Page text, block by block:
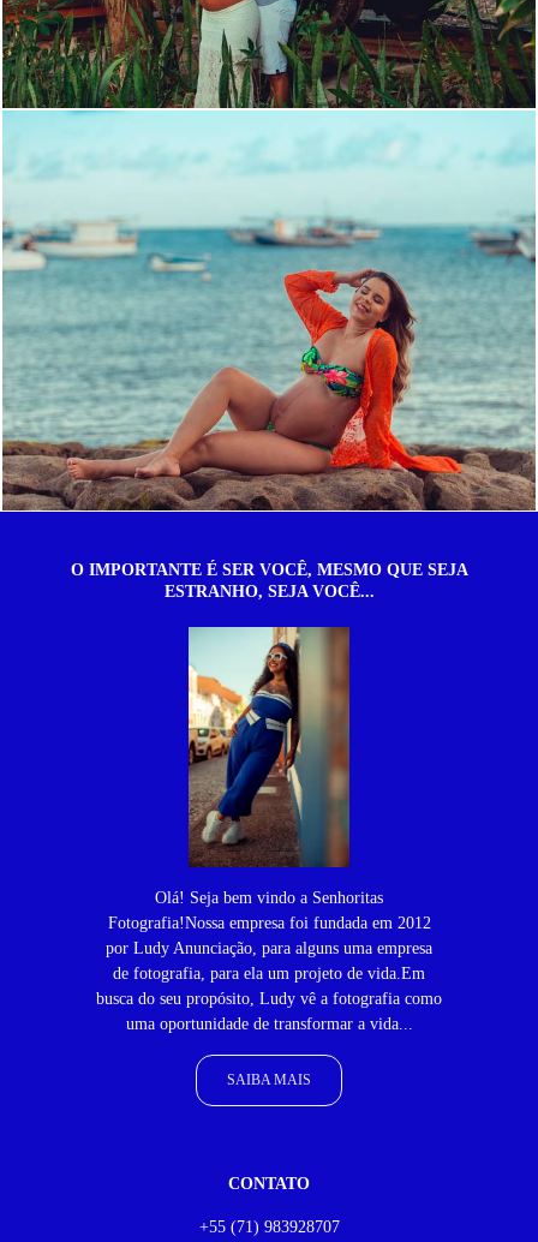
2913 11
2298 114
O IMPORTANTE É SER VOCÊ, MESMO QUE SEJA
ESTRANHO, SEJA VOCÊ...
Olá! Seja bem vindo a Senhoritas
Fotografia!Nossa empresa foi fundada em 2012
por Ludy Anunciação, para alguns uma empresa
de fotografia, para ela um projeto de vida.Em
busca do seu propósito, Ludy vê a fotografia como
uma oportunidade de transformar a vida...
SAIBA MAIS
CONTATO
+55 (71) 983928707